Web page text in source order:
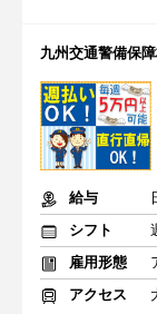
九州交通警備保
給与
シフト
雇用形態
アクセス